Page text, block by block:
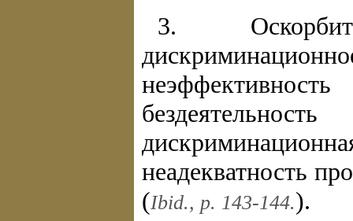
3.
неадекватность
(Ibid., p. 143-144.).